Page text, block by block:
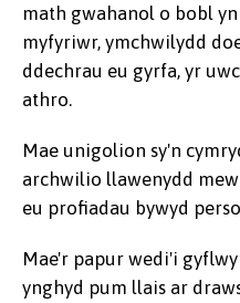
math gwahanol o bobl
myfyriwr, ymchwilydd
ddechrau eu gyrfa, yr
athro.
Mae unigolion sy'n
archwilio llawenydd
eu profiadau bywyd
Mae'r papur wedi'i
ynghyd pum llais ar